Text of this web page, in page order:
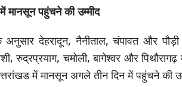
मानसून पहुंचने की उम्मीद
अनुसार देहरादून, नैनीताल, चंपावत और
रुद्रप्रयाग, चमोली, बागेश्वर और पिथौरागढ़
में मानसून अगले तीन दिन में पहुंचने की